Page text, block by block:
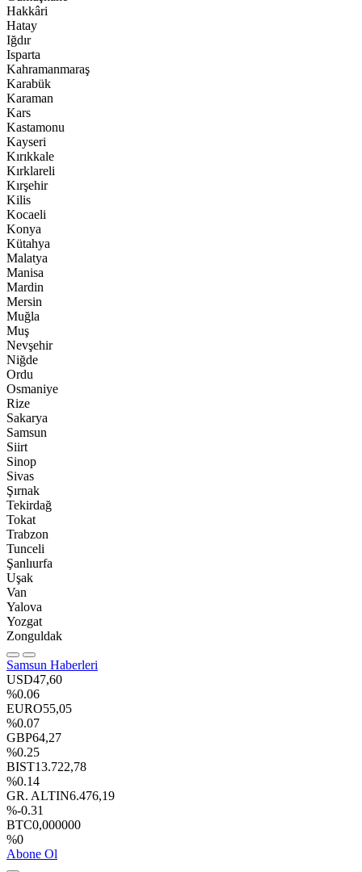
Hakkâri
Hatay
Iğdır
Isparta
Kahramanmaraş
Karabük
Karaman
Kars
Kastamonu
Kayseri
Kırıkkale
Kırklareli
Kırşehir
Kilis
Kocaeli
Konya
Kütahya
Malatya
Manisa
Mardin
Mersin
Muğla
Muş
Nevşehir
Niğde
Ordu
Osmaniye
Rize
Sakarya
Samsun
Siirt
Sinop
Sivas
Şırnak
Tekirdağ
Tokat
Trabzon
Tunceli
Şanlıurfa
Uşak
Van
Yalova
Yozgat
Zonguldak
Samsun Haberleri
USD47,60
%0.06
EURO55,05
%0.07
GBP64,27
%0.25
BIST13.722,78
%0.14
GR. ALTIN6.476,19
%-0.31
BTC0,000000
%0
Abone Ol